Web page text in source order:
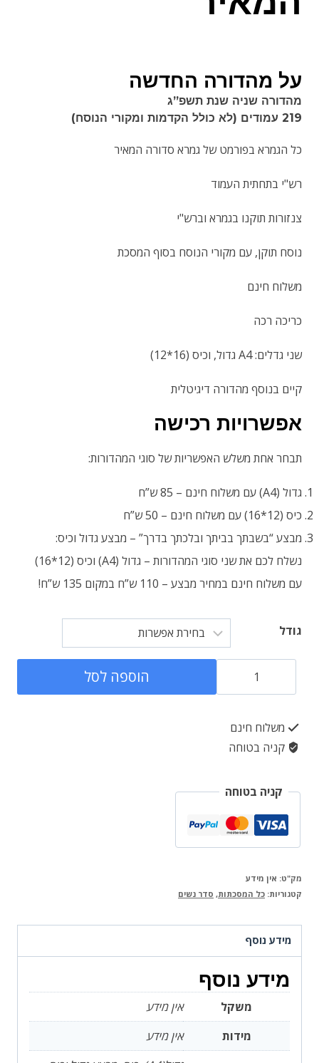
על מהדורה החדשה
מהדורה שניה שנת תשפ”ג
219 עמודים (לא כולל הקדמות ומקורי הנוסח)
כל הגמרא בפורמט של גמרא סדורה המאיר
רש"י בתחתית העמוד
צנזורות תוקנו בגמרא וברש"י
נוסח תוקן, עם מקורי הנוסח בסוף המסכת
משלוח חינם
כריכה רכה
שני גדלים: A4 גדול, וכיס (16*12)
קיים בנוסף מהדורה דיגיטלית
אפשרויות רכישה
תבחר אחת משלש האפשריות של סוגי המהדורות:
גדול (A4) עם משלוח חינם – 85 ש”ח
כיס (12*16) עם משלוח חינם – 50 ש”ח
מבצע “בשבתך בביתך ובלכתך בדרך” – מבצע גדול וכיס:
נשלח לכם את שני סוגי המהדורות – גדול (A4) וכיס (12*16)
עם משלוח חינם במחיר מבצע – 110 ש”ח במקום 135 ש”ח!
גודל
של
גיטין
המאיר
הוספה לסל
משלוח חינם
קניה בטוחה
קניה בטוחה
מק"ט: אין מידע
קטגוריות: כל המסכתות, סדר נשים
מידע נוסף
מידע נוסף
משקל
אין מידע
מידות
אין מידע